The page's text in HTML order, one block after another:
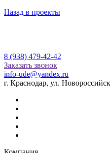
Назад в проекты
8 (938) 479-42-42
Заказать звонок
info-ude@yandex.ru
г. Краснодар, ул.